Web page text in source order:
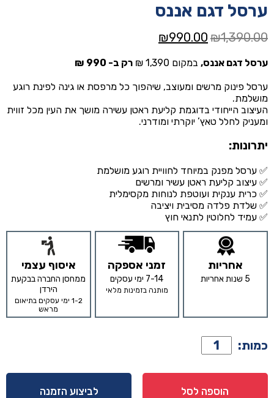
ערסל דגם אננס
₪1,390.00
המחיר
היה:
₪1,390.00.
₪990.00
הוא:
₪990.00.
ערסל דגם אננס, במקום 1,390 ₪ רק ב- 990 ₪
ערסל פינוק מרשים ומעוצב, שיהפוך כל מרפסת או גינה לפינת רוגע
מושלמת.
העיצוב הייחודי בדוגמת קליעת ראטן עשירה מושך את העין מכל זווית
ומעניק לחלל טאץ’ יוקרתי ומודרני.
יתרונות:
✅ ערסל מפנק במיוחד לחוויית רוגע מושלמת
✅ עיצוב קליעת ראטן עשיר ומרשים
✅ כרית ענקית ועוטפת לנוחות מקסימלית
✅ שלדת פלדה מסיבית ויציבה
✅ עמיד לחלוטין לתנאי חוץ
אחריות
5 שנות אחריות
זמני אספקה
7-14 ימי עסקים
מותנה בזמינות מלאי
איסוף עצמי
ממחסן החברה בבקעת
הירדן
1-2 ימי עסקים בתיאום
מראש
כמות: כמות
של
ערסל
דגם
הוספה לסל לביצוע הזמנה